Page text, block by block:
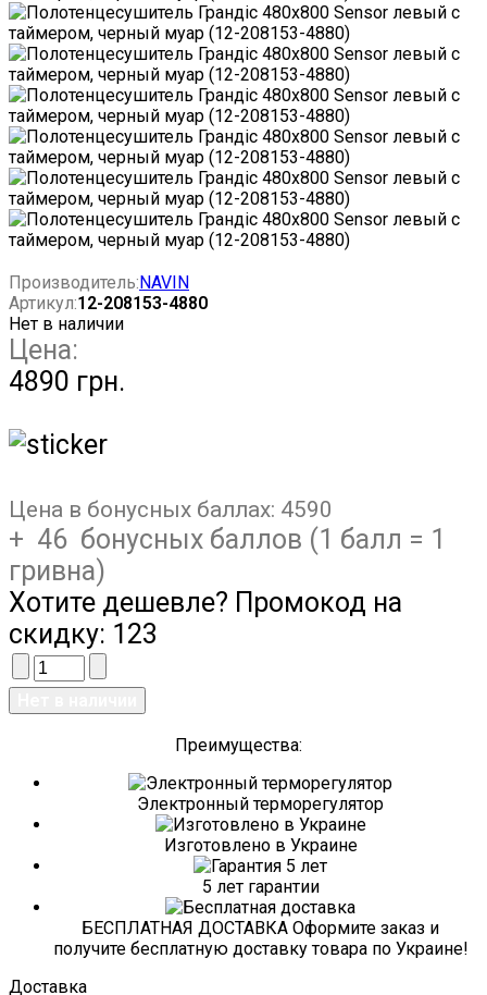
Производитель: NAVIN
Артикул:12-208153-4880
Нет в наличии
Цена:
4890 грн.
Цена в бонусных баллах: 4590
+ 46 бонусных баллов (1 балл = 1
гривна)
Хотите дешевле? Промокод на
скидку: 123
Преимущества:
Электронный терморегулятор
Изготовлено в Украине
5 лет гарантии
БЕСПЛАТНАЯ ДОСТАВКА Оформите заказ и
получите бесплатную доставку товара по Украине!
Доставка